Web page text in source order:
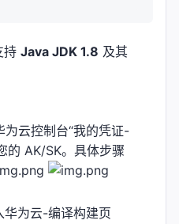
持 Java JDK 1.8 及其
为云控制台“我的凭证-
的 AK/SK。具体步骤
为云-编译构建页